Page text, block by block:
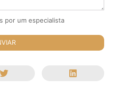
por um especialista